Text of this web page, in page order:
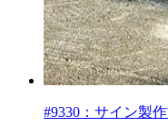
#9330：サイン製